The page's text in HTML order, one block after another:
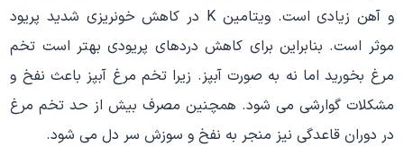
و آهن زیادی است. ویتامین K در کاهش خونریزی شدید پریود
موثر است. بنابراین برای کاهش دردهای پریودی بهتر است تخم
مرغ بخورید اما نه به صورت آبپز. زیرا تخم مرغ آبپز باعث نفخ و
مشکلات گوارشی می شود. همچنین مصرف بیش از حد تخم مرغ
در دوران قاعدگی نیز منجر به نفخ و سوزش سر دل می شود.